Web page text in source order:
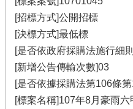
[招標方式]公開招標
[決標方式]最低標
[是否依政府採購法施行細
[新增公告傳輸次數]03
[是否依據採購法第106條
[標案名稱]107年8月豪雨